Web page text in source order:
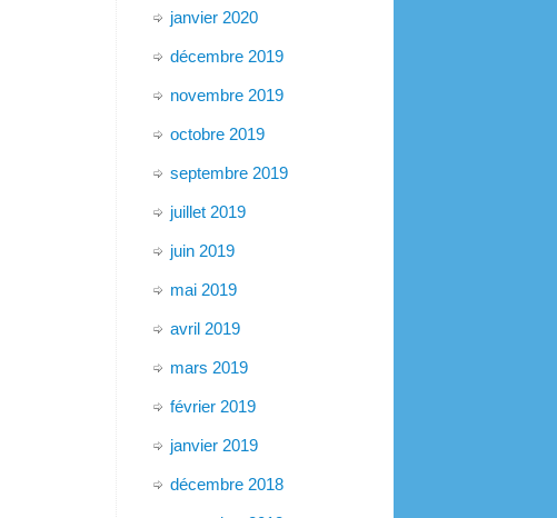
janvier 2020
décembre 2019
novembre 2019
octobre 2019
septembre 2019
juillet 2019
juin 2019
mai 2019
avril 2019
mars 2019
février 2019
janvier 2019
décembre 2018